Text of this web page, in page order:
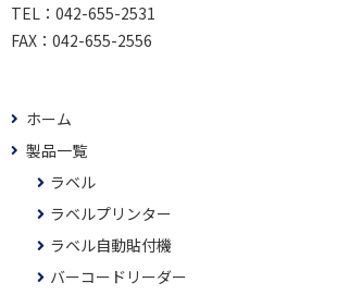
TEL： 042-655-2531
FAX： 042-655-2556
ホーム
製品一覧
ラベル
ラベルプリンター
ラベル自動貼付機
バーコードリーダー